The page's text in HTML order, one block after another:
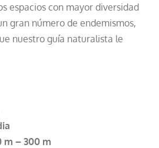
espacios con mayor diversidad
gran número de endemismos,
nuestro guía naturalista le
m – 300 m